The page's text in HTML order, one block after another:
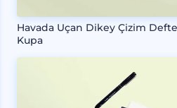
Havada Uçan Dikey Çizim
Kupa